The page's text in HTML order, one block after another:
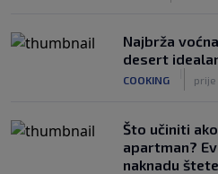
Najbrža
desert
COOKING prije
Što učiniti
apartman?
naknadu štete